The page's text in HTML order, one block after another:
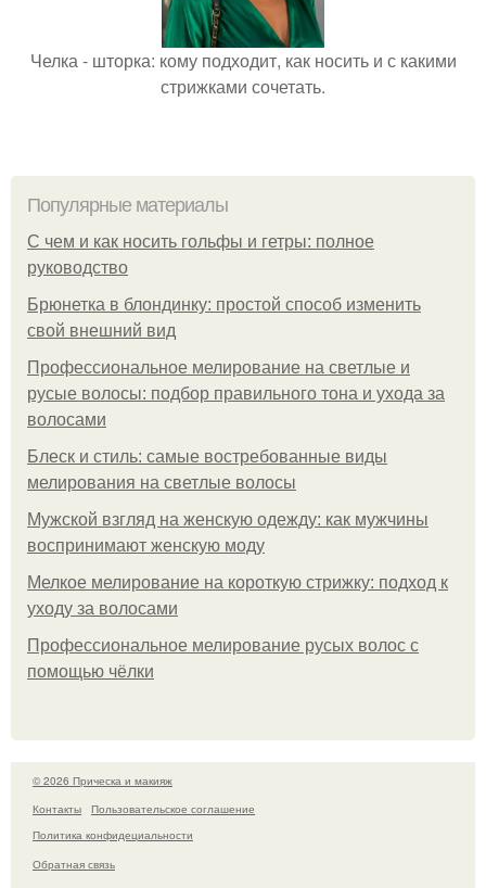
Челка - шторка: кому подходит, как носить и с какими
стрижками сочетать.
Популярные материалы
С чем и как носить гольфы и гетры: полное
руководство
Брюнетка в блондинку: простой способ изменить
свой внешний вид
Профессиональное мелирование на светлые и
русые волосы: подбор правильного тона и ухода за
волосами
Блеск и стиль: самые востребованные виды
мелирования на светлые волосы
Мужской взгляд на женскую одежду: как мужчины
воспринимают женскую моду
Мелкое мелирование на короткую стрижку: подход к
уходу за волосами
Профессиональное мелирование русых волос с
помощью чёлки
© 2026 Прическа и макияж
Контакты
Пользовательское соглашение
Политика конфидециальности
Обратная связь